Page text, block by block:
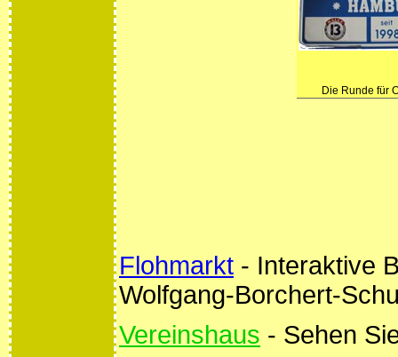
Die Runde für
Flohmarkt - Interaktive
Wolfgang-Borchert-
Vereinshaus - Sehen